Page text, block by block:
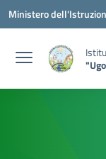
Vai ai contenuti
Vai al menu di
Vai al footer
Ministero